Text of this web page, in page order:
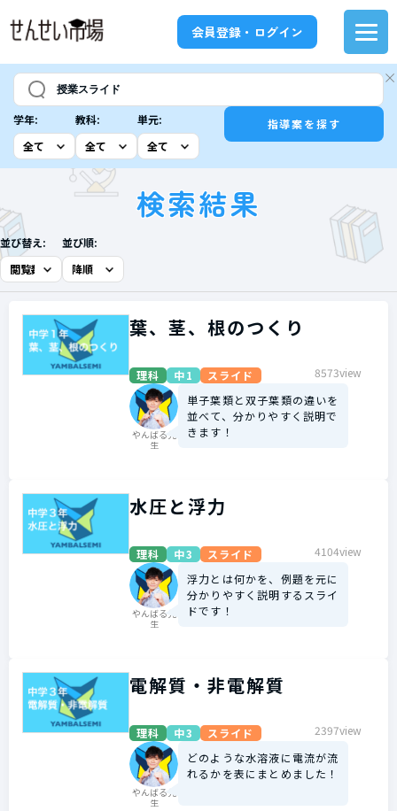
会員登録・ログイン
学年: 教科: 単元: 指導案を探す
検索結果
並び替え: 並び順:
葉、茎、根のつくり
理科 中1 スライド 8573view
やんばる先
生
単子葉類と双子葉類の違いを
並べて、分かりやすく説明で
きます！
水圧と浮力
理科 中3 スライド 4104view
やんばる先
生
浮力とは何かを、例題を元に
分かりやすく説明するスライ
ドです！
電解質・非電解質
理科 中3 スライド 2397view
やんばる先
生
どのような水溶液に電流が流
れるかを表にまとめました！